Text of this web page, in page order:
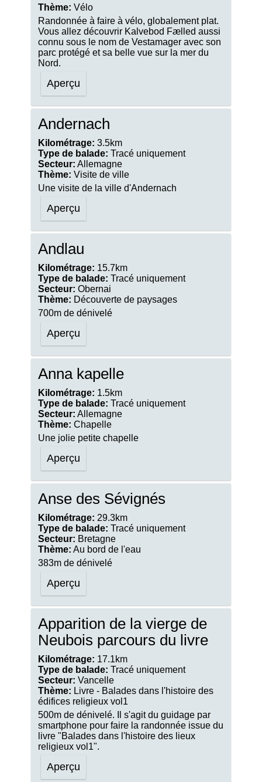
Thème: Vélo
Randonnée à faire à vélo, globalement plat.
Vous allez découvrir Kalvebod Fælled aussi
connu sous le nom de Vestamager avec son
parc protégé et sa belle vue sur la mer du
Nord.
Aperçu
Andernach
Kilométrage: 3.5km
Type de balade: Tracé uniquement
Secteur: Allemagne
Thème: Visite de ville
Une visite de la ville d'Andernach
Aperçu
Andlau
Kilométrage: 15.7km
Type de balade: Tracé uniquement
Secteur: Obernai
Thème: Découverte de paysages
700m de dénivelé
Aperçu
Anna kapelle
Kilométrage: 1.5km
Type de balade: Tracé uniquement
Secteur: Allemagne
Thème: Chapelle
Une jolie petite chapelle
Aperçu
Anse des Sévignés
Kilométrage: 29.3km
Type de balade: Tracé uniquement
Secteur: Bretagne
Thème: Au bord de l'eau
383m de dénivelé
Aperçu
Apparition de la vierge de
Neubois parcours du livre
Kilométrage: 17.1km
Type de balade: Tracé uniquement
Secteur: Vancelle
Thème: Livre - Balades dans l'histoire des
édifices religieux vol1
500m de dénivelé. Il s'agit du guidage par
smartphone pour faire la randonnée issue du
livre "Balades dans l'histoire des lieux
religieux vol1".
Aperçu